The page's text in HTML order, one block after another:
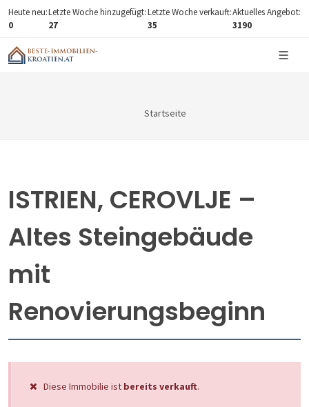
Heute neu:
0
Letzte Woche hinzugefügt:
27
Letzte Woche verkauft:
35
Aktuelles Angebot:
3190
Startseite
ISTRIEN, CEROVLJE –
Altes Steingebäude
mit
Renovierungsbeginn
Diese Immobilie ist bereits verkauft.